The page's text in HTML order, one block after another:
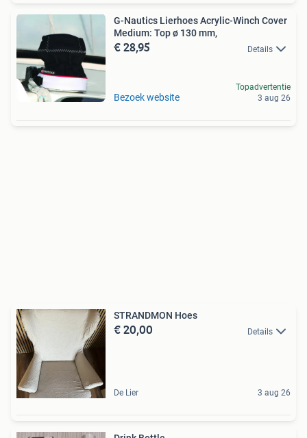
G-Nautics Lierhoes Acrylic-Winch Cover
Medium: Top ø 130 mm,
€ 28,95 Details
Bezoek website
Topadvertentie
3 aug 26
STRANDMON Hoes
€ 20,00 Details
De Lier 3 aug 26